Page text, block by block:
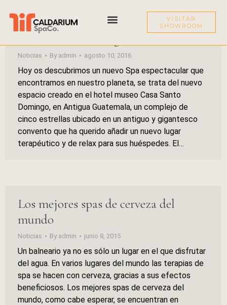
VISITAR
SHOWROOM
Los Spas más sorprendentes (II):
Casa Santo Domingo (Guatemala)
Noticias By admin agosto 10, 2016
Hoy os descubrimos un nuevo Spa espectacular que
encontramos en nuestro planeta, se trata del nuevo
espacio creado en el hotel museo Casa Santo
Domingo, en Antigua Guatemala, un complejo de
cinco estrellas ubicado en un antiguo y gigantesco
convento que ha querido añadir un nuevo lugar
terapéutico y de relax para sus huéspedes. El…
Los mejores spas de cerveza del
mundo
Noticias By admin junio 8, 2015
Un balneario ya no es sólo un lugar en el que disfrutar
del agua. En varios lugares del mundo las terapias de
spa se hacen con cerveza, gracias a sus efectos
beneficiosos. Los mejores spas de cerveza del
mundo, como cabe esperar, se encuentran en